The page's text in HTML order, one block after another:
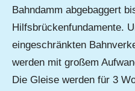
Bahndamm abgebaggert
Hilfsbrückenfundamente.
eingeschränkten
werden mit großem
Die Gleise werden für 3